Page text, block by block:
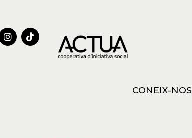
CONEIX-NOS